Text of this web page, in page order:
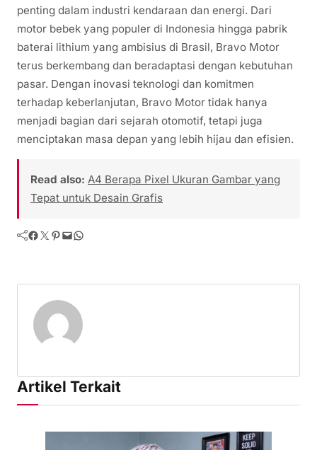
penting dalam industri kendaraan dan energi. Dari
motor bebek yang populer di Indonesia hingga pabrik
baterai lithium yang ambisius di Brasil, Bravo Motor
terus berkembang dan beradaptasi dengan kebutuhan
pasar. Dengan inovasi teknologi dan komitmen
terhadap keberlanjutan, Bravo Motor tidak hanya
menjadi bagian dari sejarah otomotif, tetapi juga
menciptakan masa depan yang lebih hijau dan efisien.
Read also: A4 Berapa Pixel Ukuran Gambar yang
Tepat untuk Desain Grafis
Facebook Twitter Pinterest Mail WhatsApp
Artikel Terkait